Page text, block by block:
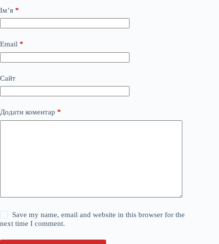
Ім’я *
Email *
Сайт
Додати коментар *
Save my name, email and website in this browser for the
next time I comment.